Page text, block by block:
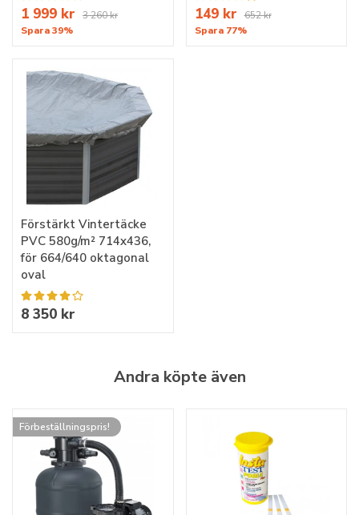
1 999 kr
3 260 kr
Spara 39%
149 kr 652 kr
Spara 77%
Förstärkt Vintertäcke
PVC 580g/m² 714x436,
för 664/640 oktagonal
oval
8 350 kr
Andra köpte även
Förbeställningspris!